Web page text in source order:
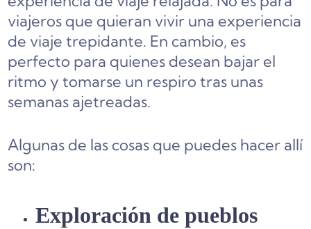
viajeros que quieran vivir una experiencia
de viaje trepidante. En cambio, es
perfecto para quienes desean bajar el
ritmo y tomarse un respiro tras unas
semanas ajetreadas.
Algunas de las cosas que puedes hacer allí
son:
Exploración de pueblos